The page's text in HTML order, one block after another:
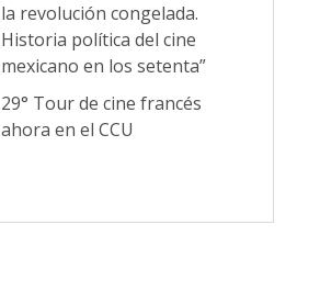
la revolución congelada.
Historia política del cine
mexicano en los setenta”
29° Tour de cine francés
ahora en el CCU